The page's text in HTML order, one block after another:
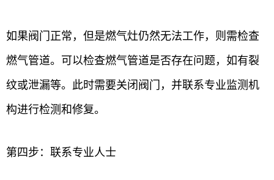
如果阀门正常，但是燃气灶仍然无法工作，则需检查
燃气管道。可以检查燃气管道是否存在问题，如有裂
纹或泄漏等。此时需要关闭阀门，并联系专业监测机
构进行检测和修复。
第四步：联系专业人士